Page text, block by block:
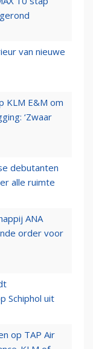
van nieuwe
KLM E&M om
‘Zwaar
debutanten
alle ruimte
ANA
order voor
Schiphol uit
op TAP Air